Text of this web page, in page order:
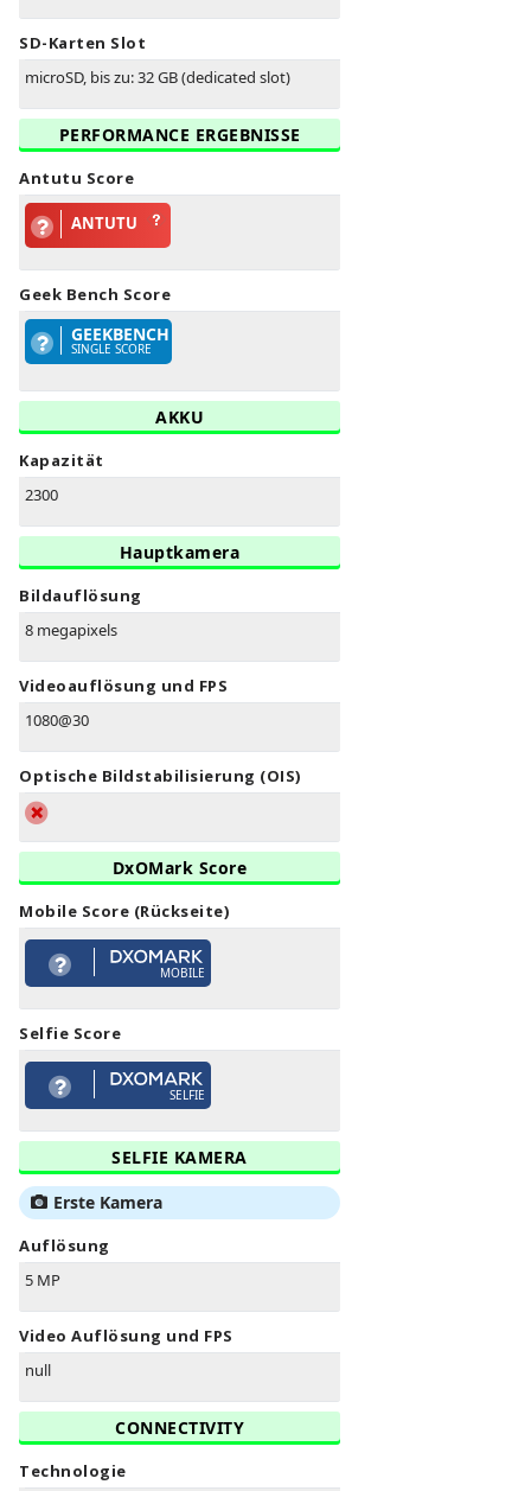
SD-Karten Slot
microSD, bis zu: 32 GB (dedicated slot)
PERFORMANCE ERGEBNISSE
Antutu Score
ANTUTU
Geek Bench Score
GEEKBENCH
SINGLE SCORE
AKKU
Kapazität
2300
Hauptkamera
Bildauflösung
8 megapixels
Videoauflösung und FPS
1080@30
Optische Bildstabilisierung (OIS)
DxOMark Score
Mobile Score (Rückseite)
MOBILE
Selfie Score
SELFIE
SELFIE KAMERA
Erste Kamera
Auflösung
5 MP
Video Auflösung und FPS
null
CONNECTIVITY
Technologie